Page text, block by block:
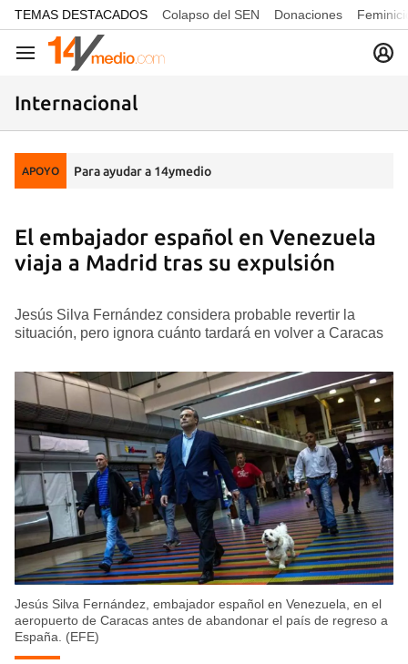
common.go-to-content
TEMAS DESTACADOS Colapso del SEN Donaciones
Navegación
Internacional
APOYO Para ayudar a 14ymedio
El embajador español en Venezuela
viaja a Madrid tras su expulsión
Jesús Silva Fernández considera probable revertir la
situación, pero ignora cuánto tardará en volver a Caracas
Jesús Silva Fernández, embajador español en Venezuela, en el
aeropuerto de Caracas antes de abandonar el país de regreso a
España. (EFE)